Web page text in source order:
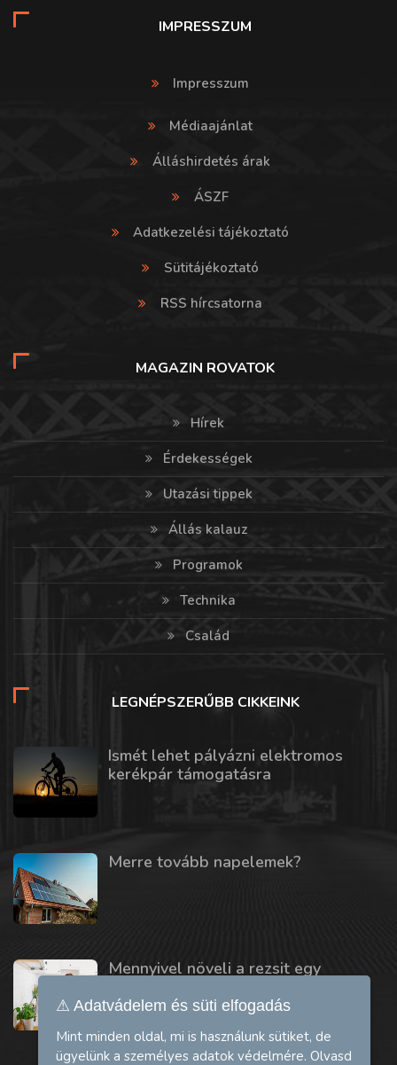
IMPRESSZUM
Impresszum
Médiaajánlat
Álláshirdetés árak
ÁSZF
Adatkezelési tájékoztató
Sütitájékoztató
RSS hírcsatorna
MAGAZIN ROVATOK
Hírek
Érdekességek
Utazási tippek
Állás kalauz
Programok
Technika
Család
LEGNÉPSZERŰBB CIKKEINK
Ismét lehet pályázni elektromos
kerékpár támogatásra
Merre tovább napelemek?
Mennyivel növeli a rezsit egy
⚠ Adatvádelem és süti elfogadás
Mint minden oldal, mi is használunk sütiket, de
ügyelünk a személyes adatok védelmére. Olvasd